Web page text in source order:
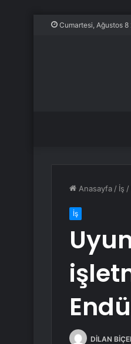
Cumartesi, Ağustos 8
Anasayfa / İş /
İş
DİLAN